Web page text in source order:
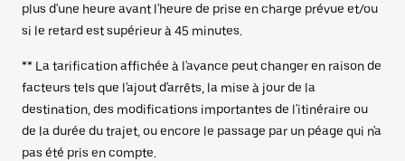
plus d'une heure avant l'heure de prise en charge prévue et/ou
si le retard est supérieur à 45 minutes.
** La tarification affichée à l'avance peut changer en raison de
facteurs tels que l'ajout d'arrêts, la mise à jour de la
destination, des modifications importantes de l'itinéraire ou
de la durée du trajet, ou encore le passage par un péage qui n'a
pas été pris en compte.